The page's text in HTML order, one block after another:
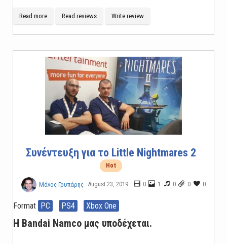
Read more Read reviews Write review
Συνέντευξη για το Little Nightmares 2
Hot
Μάνος Γρυπάρης August 23, 2019 0 1 0 0 0
Format PC PS4 Xbox One
Η Bandai Namco μας υποδέχεται.